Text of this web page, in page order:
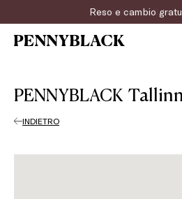
Iscriviti ora alla
Reso e cambio
PENNYBLACK
INDIETRO